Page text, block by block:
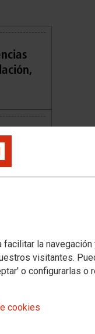
la navegación
visitantes.
o configurarlas o
cookies
la
de
de la
la